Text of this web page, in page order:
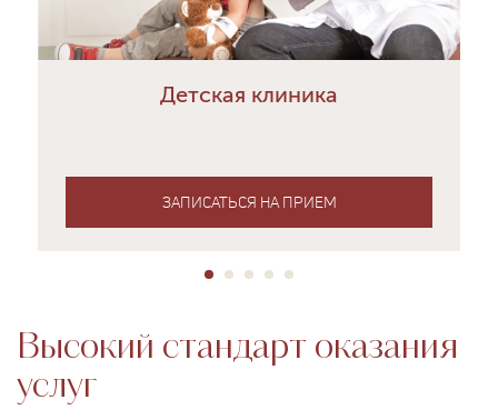
Детская клиника
ЗАПИСАТЬСЯ НА ПРИЕМ
Высокий стандарт оказания
услуг